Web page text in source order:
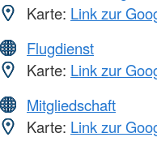
Karte: Link zur
Flugdienst
Karte: Link zur
Mitgliedschaft
Karte: Link zur